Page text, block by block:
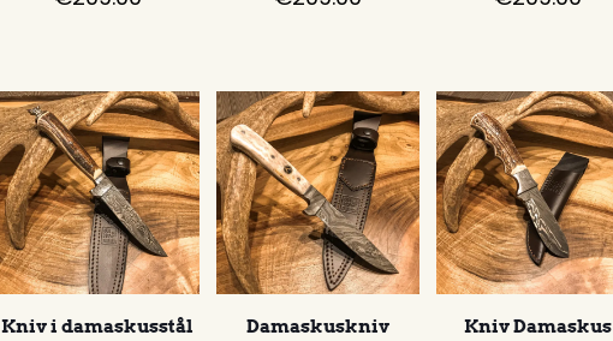
Kniv i damaskusstål Damaskuskniv Kniv Damaskus